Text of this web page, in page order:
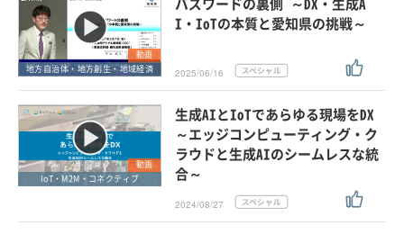
動画
地方自治体・地方創生・地域経済
I・IoTの本質と愛知県の挑戦～
2025/06/16
動画
IoT・M2M・コネクティブ
生成AIとIoTであらゆる現場をDX
～エッジコンピューティング・ク
ラウドと生成AIのシームレスな統
合～
2024/08/27